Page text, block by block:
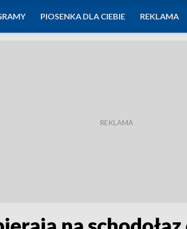
PIOSENKA DLA CIEBIE REKLAMA